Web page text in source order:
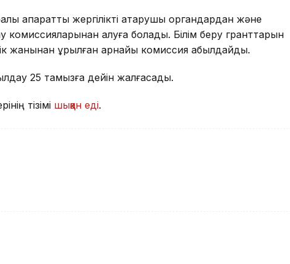
ақпаратты жергілікті атқарушы органдардан және
комиссияларынан алуға болады. Білім беру гранттарын
жанынан құрылған арнайы комиссия қабылдайды.
25 тамызға дейін жалғасады.
тізімі шыққан еді.